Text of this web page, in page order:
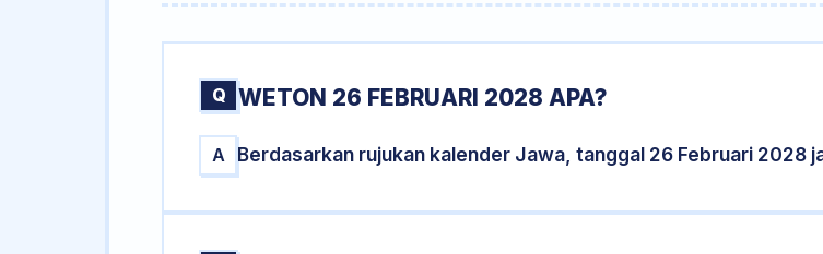
Q WETON 26 FEBRUARI 2028 APA?
A Berdasarkan rujukan kalender Jawa, tanggal 26 Februari 2028